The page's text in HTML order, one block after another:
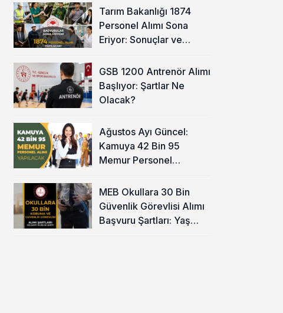
Tarım Bakanlığı 1874
Personel Alımı Sona
Eriyor: Sonuçlar ve
GSB 1200 Antrenör Alımı
Başlıyor: Şartlar Ne
Olacak?
Ağustos Ayı Güncel:
Kamuya 42 Bin 95
Memur Personel
MEB Okullara 30 Bin
Güvenlik Görevlisi Alımı
Başvuru Şartları: Yaş